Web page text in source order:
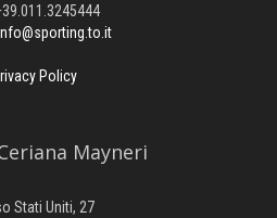
Policy
Mayneri
Stati Uniti, 27